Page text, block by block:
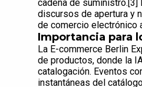
cadena de
discursos de apertura y
de comercio electrónico
Importancia para
La E-commerce Berlin
de productos, donde la
catalogación. Eventos
instantáneas del